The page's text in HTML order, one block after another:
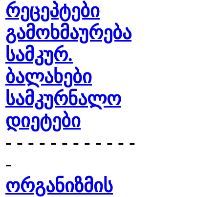
რეცეპტები
გამოხმაურება
სამკურ.
ბალახები
სამკურნალო
დიეტები
- - - - - - - - - - - -
-
ორგანიზმის